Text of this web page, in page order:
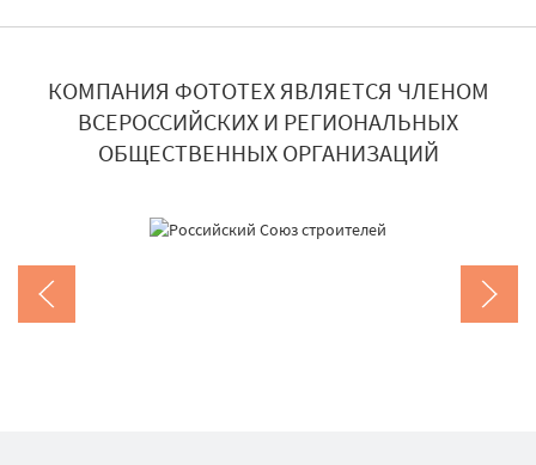
КОМПАНИЯ ФОТОТЕХ ЯВЛЯЕТСЯ ЧЛЕНОМ
ВСЕРОССИЙСКИХ И РЕГИОНАЛЬНЫХ
ОБЩЕСТВЕННЫХ ОРГАНИЗАЦИЙ